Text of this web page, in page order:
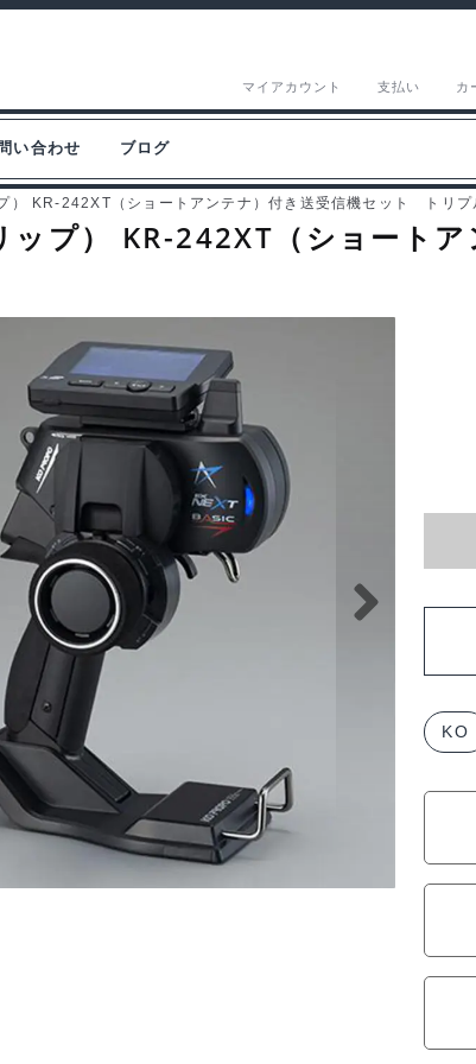
マイアカウント 支払い カ
い合わせ ブログ
KR-242XT（ショートアンテナ）付き送受信機セット トリプ
プ） KR-242XT（ショート
KO